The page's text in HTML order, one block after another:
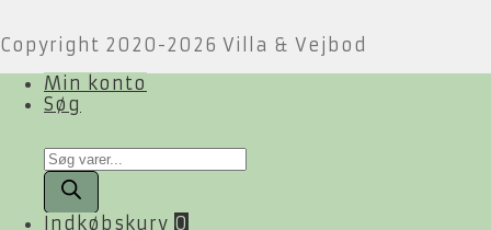
Copyright 2020-2026 Villa & Vejbod
Min konto
Søg
Products
search
Indkøbskurv 0